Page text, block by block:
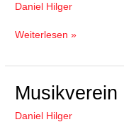
Daniel Hilger
Weiterlesen »
Musikverein
Daniel Hilger
Musikverein
Bastheim